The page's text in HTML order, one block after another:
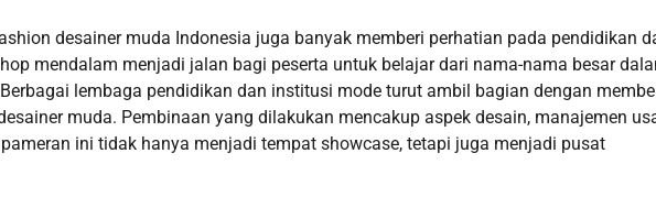
desainer muda Indonesia juga banyak memberi perhatian pada pendidikan
mendalam menjadi jalan bagi peserta untuk belajar dari nama-nama besar
lembaga pendidikan dan institusi mode turut ambil bagian dengan
muda. Pembinaan yang dilakukan mencakup aspek desain, manajemen
ini tidak hanya menjadi tempat showcase, tetapi juga menjadi pusat